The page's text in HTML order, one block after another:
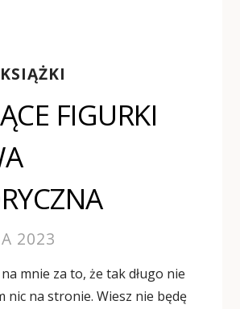
FIGURKI
2023
mnie za to, że tak długo nie
nic na stronie. Wiesz nie będę